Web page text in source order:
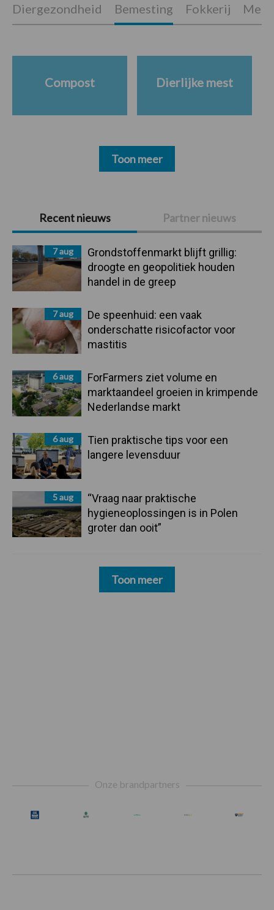
Primaire
Sidebar
Recent nieuws Partner nieuws
7 aug
Grondstoffenmarkt blijft grillig:
droogte en geopolitiek houden
handel in de greep
7 aug
De speenhuid: een vaak
onderschatte risicofactor voor
mastitis
6 aug
ForFarmers ziet volume en
marktaandeel groeien in krimpende
Nederlandse markt
6 aug
Tien praktische tips voor een
langere levensduur
5 aug
“Vraag naar praktische
hygieneoplossingen is in Polen
groter dan ooit”
Toon meer
Diergezondheid Bemesting Fokkerij
Compost Dierlijke mest
Toon meer
Onze brandpartners